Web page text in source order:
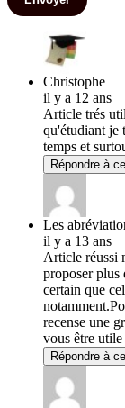
Christophe
il y a 12 ans
Article trés
qu'étudiant je
temps et
Répondre à
Les
il y a 13 ans
Article réussi
proposer plus
certain que
recense une
vous être
Répondre à